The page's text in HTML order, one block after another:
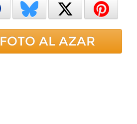
FOTO AL AZAR